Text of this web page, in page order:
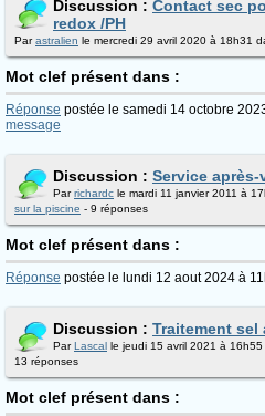
Discussion : Contact sec
redox /PH
Parastralien le mercredi 29 avril 2020 à 18h31
Mot clef présent dans :
Réponse postée le samedi 14 octobre
message
Discussion : Service
Parrichardc le mardi 11 janvier 2011 à
sur la piscine - 9 réponses
Mot clef présent dans :
Réponse postée le lundi 12 aout 2024 à
Discussion : Traitement sel
ParLascal le jeudi 15 avril 2021 à
13 réponses
Mot clef présent dans :